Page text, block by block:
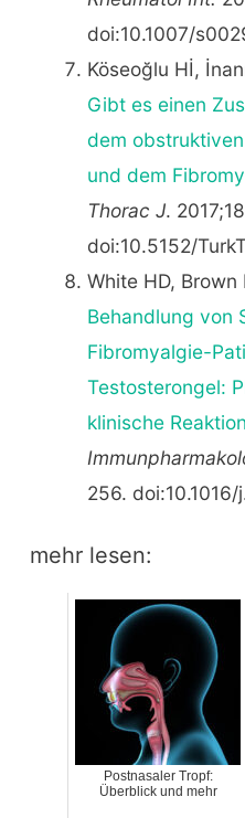
doi:10.1007/
Köseoğlu Hİ,
Gibt es einen
dem
und dem
Thorac J.
doi:10.5152/
White HD, Brown
Behandlung von
Fibromyalgie-
Testosterongel:
klinische Reaktion
256.
mehr lesen:
Postnasaler Tropf:
Überblick und mehr